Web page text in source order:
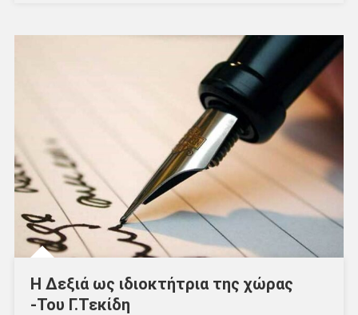
Η Δεξιά ως ιδιοκτήτρια της χώρας
-Του Γ.Τεκίδη